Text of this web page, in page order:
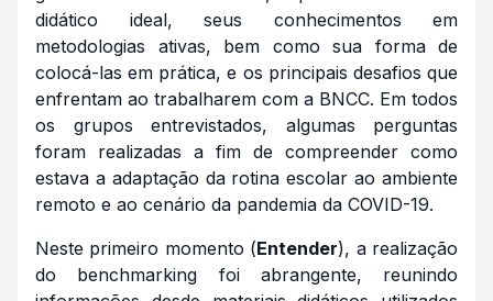
didático ideal, seus conhecimentos em
metodologias ativas, bem como sua forma de
colocá-las em prática, e os principais desafios que
enfrentam ao trabalharem com a BNCC. Em todos
os grupos entrevistados, algumas perguntas
foram realizadas a fim de compreender como
estava a adaptação da rotina escolar ao ambiente
remoto e ao cenário da pandemia da COVID-19.
Neste primeiro momento (Entender), a realização
do benchmarking foi abrangente, reunindo